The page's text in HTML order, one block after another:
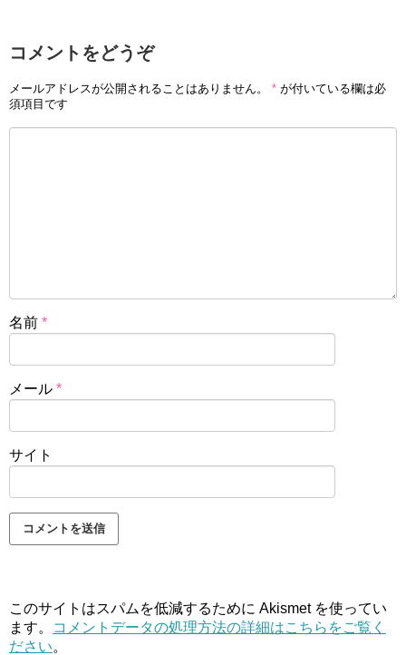
コメントをどうぞ
メールアドレスが公開されることはありません。 * が付いている欄は必
須項目です
名前 *
メール *
サイト
このサイトはスパムを低減するために Akismet を使ってい
ます。
コメントデータの処理方法の詳細はこちらをご覧く
ださい。